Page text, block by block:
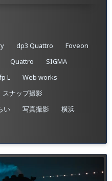
dp3 Quattro
Foveon
Quattro
SIGMA
L
Web works
スナップ撮影
い 写真撮影
横浜